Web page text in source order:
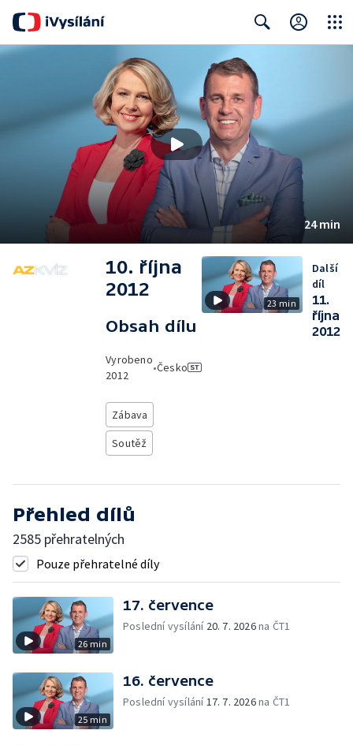
24 min
10. října
2012
Obsah dílu
Vyrobeno
2012
•Česko
Zábava
Soutěž
23 min
Další
díl
11.
října
2012
Přehled dílů
2585 přehratelných
Pouze přehratelné díly
26 min
17. července
Poslední vysílání 20. 7. 2026na ČT1
25 min
16. července
Poslední vysílání17. 7. 2026na ČT1